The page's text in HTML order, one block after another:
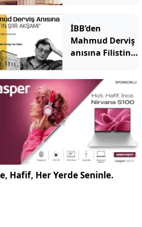
İBB’den
Mahmud Derviş
anısına Filistin
Hafif, Her Yerde Seninle.